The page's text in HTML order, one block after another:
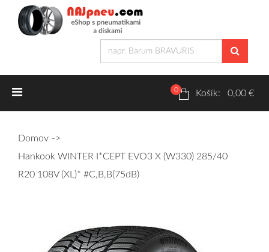
Letné pneumatiky
Dodávkové + malé úžitkové
Osobné/crossover + malé úžitkové
0 Košík: 0,00 €
Domov
Hankook WINTER I*CEPT EVO3 X (W330) 285/40
R20 108V (XL)* #C,B,B(75dB)